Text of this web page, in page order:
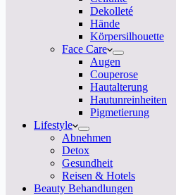
Dekolleté
Hände
Körpersilhouette
Face Care
Augen
Couperose
Hautalterung
Hautunreinheiten
Pigmetierung
Lifestyle
Abnehmen
Detox
Gesundheit
Reisen & Hotels
Beauty Behandlungen